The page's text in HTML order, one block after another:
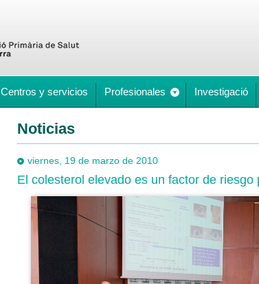
Centros y servicios Profesionales Investigació
Noticias
viernes, 19 de marzo de 2010
El colesterol elevado es un factor de